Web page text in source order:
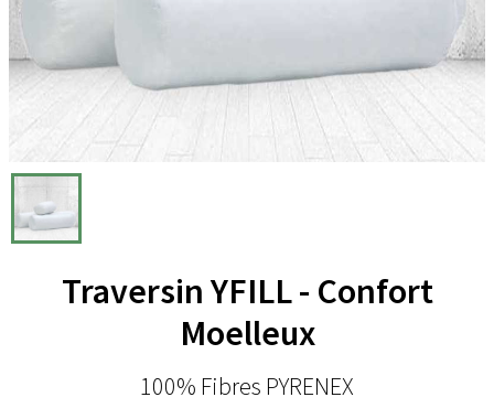
Traversin YFILL - Confort
Moelleux
100% Fibres PYRENEX